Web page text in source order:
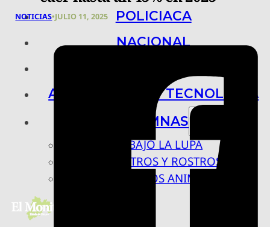
POLICIACA
NACIONAL
ARTE, CIENCIA Y TECNOLOGÍA
COLUMNAS
BAJO LA LUPA
RASTROS Y ROSTROS
VÍNCULOS ANIMALES
NOTICIAS•JULIO 11, 2025